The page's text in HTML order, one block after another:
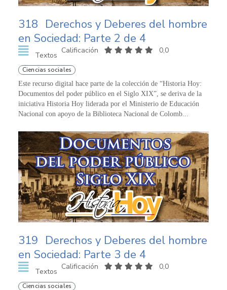
318 Derechos y Deberes del hombre
en Sociedad: Parte 2 de 4
Textos
Calificación 0,0
Ciencias sociales
Este recurso digital hace parte de la colección de “Historia Hoy:
Documentos del poder público en el Siglo XIX”, se deriva de la
iniciativa Historia Hoy liderada por el Ministerio de Educación
Nacional con apoyo de la Biblioteca Nacional de Colomb...
319 Derechos y Deberes del hombre
en Sociedad: Parte 3 de 4
Textos
Calificación 0,0
Ciencias sociales